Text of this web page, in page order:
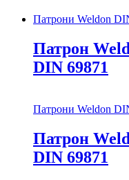
Патрони Weldon
Патрон
DIN 69871
Патрони Weldon
Патрон
DIN 69871